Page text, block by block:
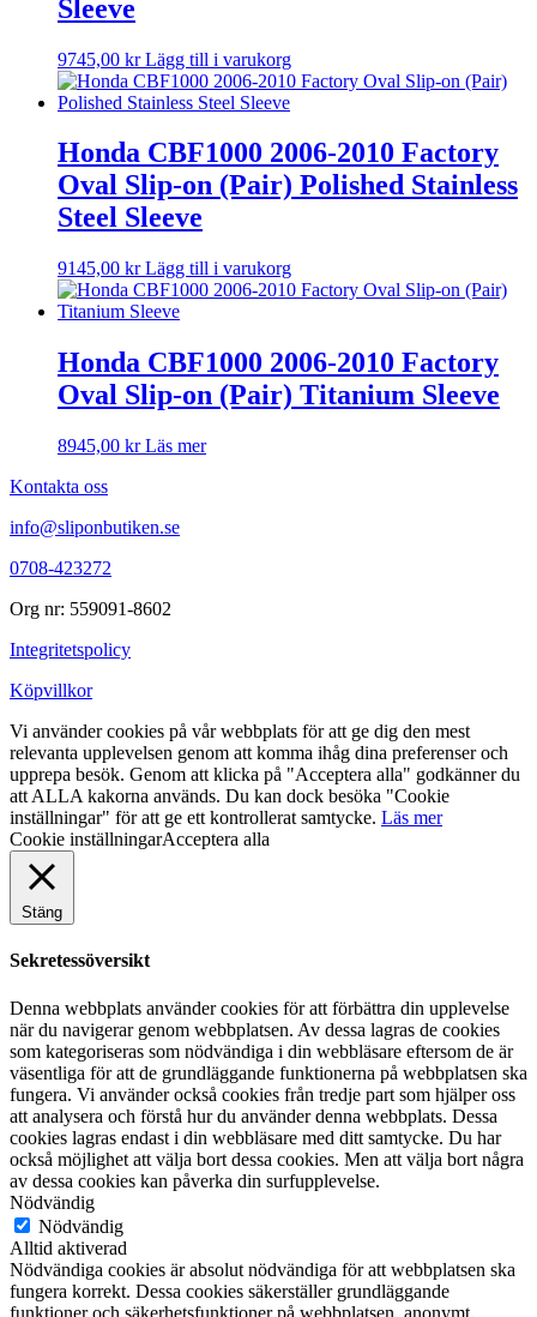
Sleeve
9745,00 kr Lägg till i varukorg
Honda CBF1000 2006-2010 Factory
Oval Slip-on (Pair) Polished Stainless
Steel Sleeve
9145,00 kr Lägg till i varukorg
Honda CBF1000 2006-2010 Factory
Oval Slip-on (Pair) Titanium Sleeve
8945,00 kr Läs mer
Kontakta oss
info@sliponbutiken.se
0708-423272
Org nr: 559091-8602
Integritetspolicy
Köpvillkor
Vi använder cookies på vår webbplats för att ge dig den mest
relevanta upplevelsen genom att komma ihåg dina preferenser och
upprepa besök. Genom att klicka på "Acceptera alla" godkänner du
att ALLA kakorna används. Du kan dock besöka "Cookie
inställningar" för att ge ett kontrollerat samtycke. Läs mer
Cookie inställningarAcceptera alla
Stäng
Sekretessöversikt
Denna webbplats använder cookies för att förbättra din upplevelse
när du navigerar genom webbplatsen. Av dessa lagras de cookies
som kategoriseras som nödvändiga i din webbläsare eftersom de är
väsentliga för att de grundläggande funktionerna på webbplatsen ska
fungera. Vi använder också cookies från tredje part som hjälper oss
att analysera och förstå hur du använder denna webbplats. Dessa
cookies lagras endast i din webbläsare med ditt samtycke. Du har
också möjlighet att välja bort dessa cookies. Men att välja bort några
av dessa cookies kan påverka din surfupplevelse.
Nödvändig
Nödvändig
Alltid aktiverad
Nödvändiga cookies är absolut nödvändiga för att webbplatsen ska
fungera korrekt. Dessa cookies säkerställer grundläggande
funktioner och säkerhetsfunktioner på webbplatsen, anonymt.